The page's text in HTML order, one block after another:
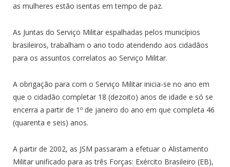
as mulheres estão isentas em tempo de paz.
As Juntas do Serviço Militar espalhadas pelos municípios
brasileiros, trabalham o ano todo atendendo aos cidadãos
para os assuntos correlatos ao Serviço Militar.
A obrigação para com o Serviço Militar inicia-se no ano em
que o cidadão completar 18 (dezoito) anos de idade e só se
encerra a partir de 1º de janeiro do ano em que completa 46
(quarenta e seis) anos.
A partir de 2002, as JSM passaram a efetuar o Alistamento
Militar unificado para as três Forças: Exército Brasileiro (EB),